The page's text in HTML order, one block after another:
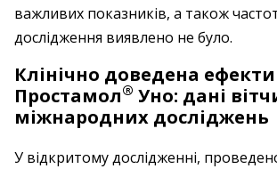
важливих показників, а також
дослідження виявлено не було.
Клінічно доведена
Простамол® Уно: дані
міжнародних досліджень
У відкритому дослідженні,